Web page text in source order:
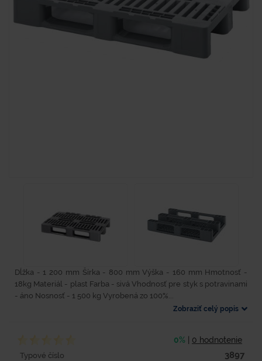
Dĺžka - 1 200 mm Šírka - 800 mm Výška - 160 mm Hmotnosť -
18kg Materiál - plast Farba - sivá Vhodnosť pre styk s potravinami
- áno Nosnosť - 1 500 kg Vyrobená zo 100%...
Zobraziť celý popis
0% 0 hodnotenie
Typové číslo 3897